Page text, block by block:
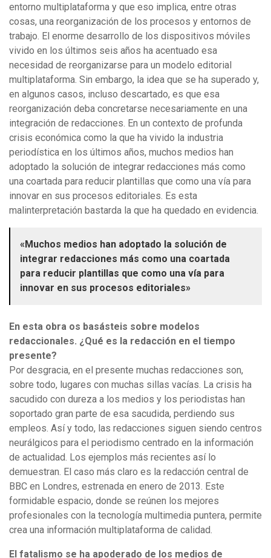
entorno multiplataforma y que eso implica, entre otras
cosas, una reorganización de los procesos y entornos de
trabajo. El enorme desarrollo de los dispositivos móviles
vivido en los últimos seis años ha acentuado esa
necesidad de reorganizarse para un modelo editorial
multiplataforma. Sin embargo, la idea que se ha superado y,
en algunos casos, incluso descartado, es que esa
reorganización deba concretarse necesariamente en una
integración de redacciones. En un contexto de profunda
crisis económica como la que ha vivido la industria
periodística en los últimos años, muchos medios han
adoptado la solución de integrar redacciones más como
una coartada para reducir plantillas que como una vía para
innovar en sus procesos editoriales. Es esta
malinterpretación bastarda la que ha quedado en evidencia.
«Muchos medios han adoptado la solución de
integrar redacciones más como una coartada
para reducir plantillas que como una vía para
innovar en sus procesos editoriales»
En esta obra os basásteis sobre modelos
redaccionales. ¿Qué es la redacción en el tiempo
presente?
Por desgracia, en el presente muchas redacciones son,
sobre todo, lugares con muchas sillas vacías. La crisis ha
sacudido con dureza a los medios y los periodistas han
soportado gran parte de esa sacudida, perdiendo sus
empleos. Así y todo, las redacciones siguen siendo centros
neurálgicos para el periodismo centrado en la información
de actualidad. Los ejemplos más recientes así lo
demuestran. El caso más claro es la redacción central de
BBC en Londres, estrenada en enero de 2013. Este
formidable espacio, donde se reúnen los mejores
profesionales con la tecnología multimedia puntera, permite
crea una información multiplataforma de calidad.
El fatalismo se ha apoderado de los medios de